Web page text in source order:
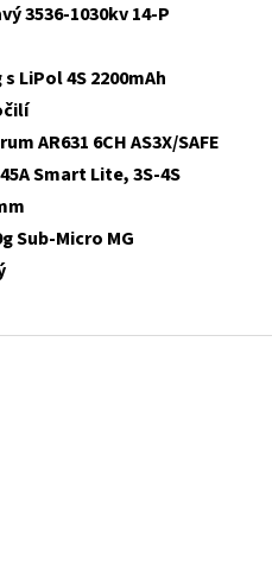
3536-1030kv 14-P
s LiPol 4S 2200mAh
AR631 6CH AS3X/SAFE
Smart Lite, 3S-4S
Sub-Micro MG